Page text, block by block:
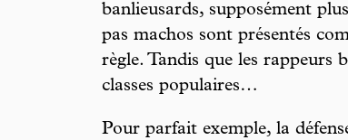
banlieusards, supposément
pas machos sont présentés
règle. Tandis que les rappeurs
classes populaires…
Pour parfait exemple, la